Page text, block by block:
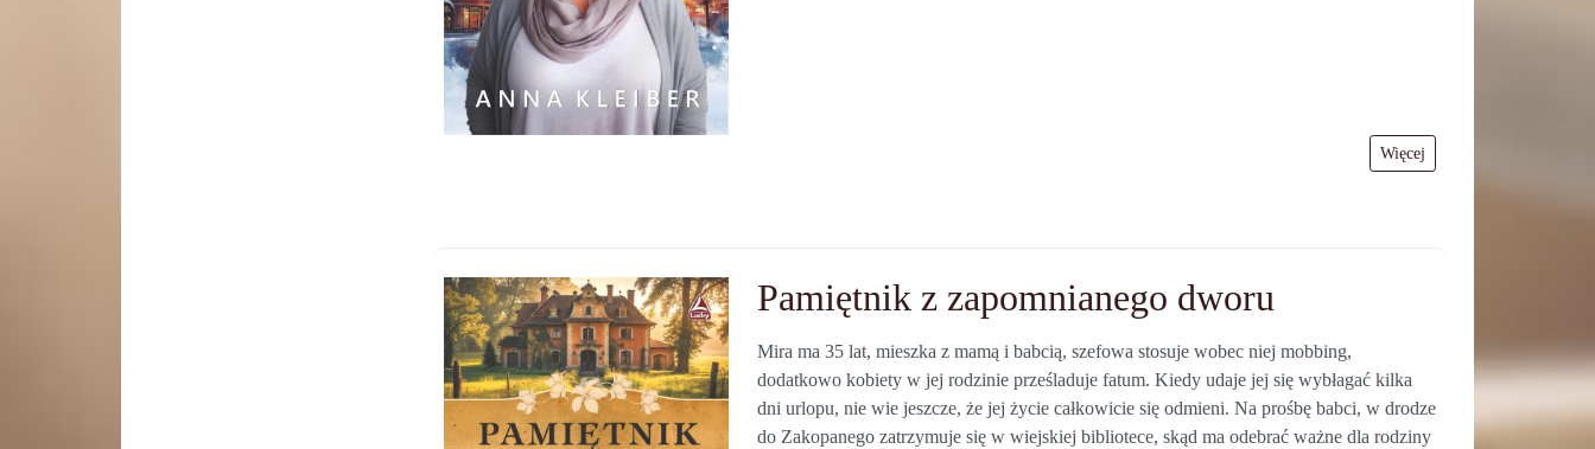
Więcej
Pamiętnik z zapomnianego dworu
Mira ma 35 lat, mieszka z mamą i babcią, szefowa stosuje wobec niej mobbing,
dodatkowo kobiety w jej rodzinie prześladuje fatum. Kiedy udaje jej się wybłagać kilka
dni urlopu, nie wie jeszcze, że jej życie całkowicie się odmieni. Na prośbę babci, w drodze
do Zakopanego zatrzymuje się w wiejskiej bibliotece, skąd ma odebrać ważne dla rodziny